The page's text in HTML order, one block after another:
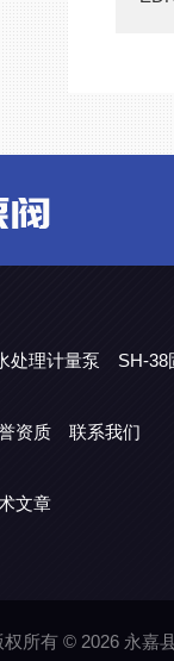
处理计量泵
SH-38
资质 联系我们
文章
权所有 © 2026 永嘉